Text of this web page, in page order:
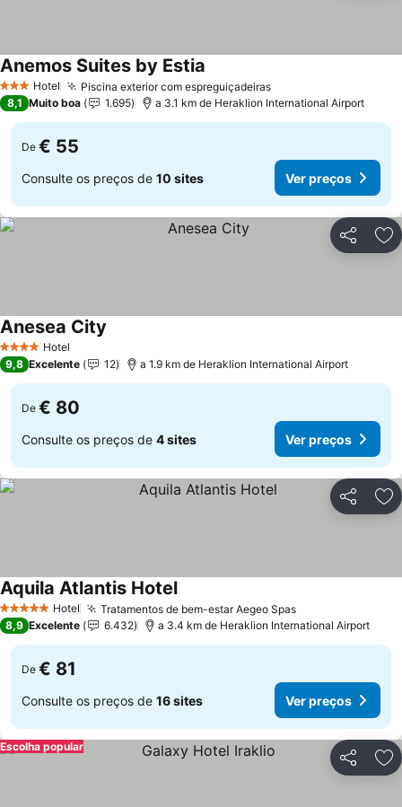
3 EstrelasHotel Piscina exterior com espreguiçadeiras
Anemos Suites by Estia
8,1 Muito boa 1.695 a 3.1 km de Heraklion International Airport
De € 55
Consulte os preços de 10 sites Ver preços
Partilhar
4 EstrelasHotel
Anesea City
9,8 Excelente 12 a 1.9 km de Heraklion International Airport
De € 80
Consulte os preços de 4 sites Ver preços
Partilhar
5 Estrelas Hotel Tratamentos de bem-estar Aegeo Spas
Aquila Atlantis Hotel
8,9 Excelente 6.432 a 3.4 km de Heraklion International Airport
De € 81
Consulte os preços de 16 sites Ver preços
Partilhar
Escolha popular